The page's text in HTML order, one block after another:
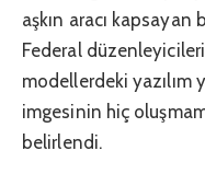
aşkın aracı kapsayan
Federal
modellerdeki yazılım
imgesinin hiç
belirlendi.